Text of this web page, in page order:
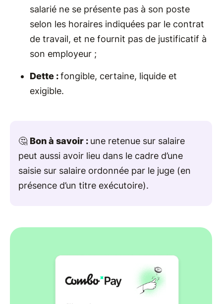
salarié ne se présente pas à son poste
selon les horaires indiquées par le contrat
de travail, et ne fournit pas de justificatif à
son employeur ;
Dette :fongible, certaine, liquide et
exigible.
🤔 Bon à savoir : une retenue sur salaire
peut aussi avoir lieu dans le cadre d’une
saisie sur salaire ordonnée par le juge (en
présence d’un titre exécutoire).